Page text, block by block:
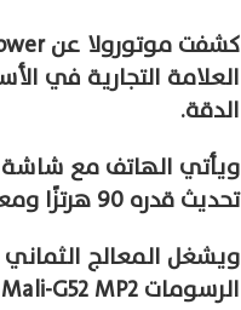
العلامة التجارية في
الدقة.
تحديث قدره 90 هرتزًا ومعدل سطوع قدره 500 شمعة في المتر المربع.
الرسومات Arm Mali-G52 MP2.